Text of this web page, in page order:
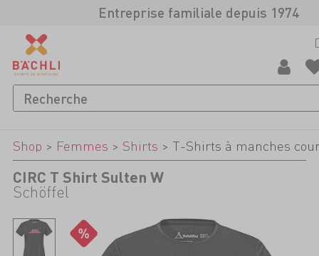
Entreprise familiale depuis 1974
Shop > Femmes > Shirts > T-Shirts à manches
CIRC T Shirt Sulten W
Schöffel